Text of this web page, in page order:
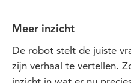
Meer inzicht
De robot stelt de juiste
zijn verhaal te vertellen.